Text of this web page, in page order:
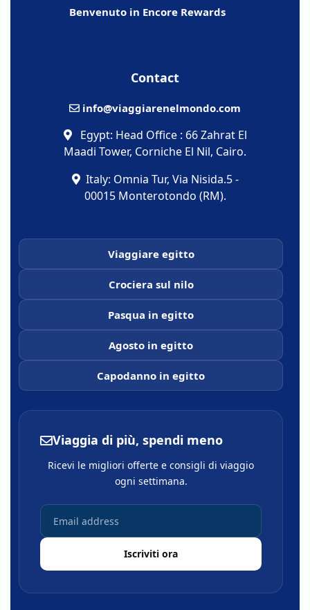
Benvenuto in Encore Rewards
Contact
info@viaggiarenelmondo.com
Egypt: Head Office : 66 Zahrat El
Maadi Tower, Corniche El Nil, Cairo.
Italy: Omnia Tur, Via Nisida.5 -
00015 Monterotondo (RM).
Viaggiare egitto
Crociera sul nilo
Pasqua in egitto
Agosto in egitto
Capodanno in egitto
Viaggia di più, spendi meno
Ricevi le migliori offerte e consigli di viaggio
ogni settimana.
Iscriviti ora